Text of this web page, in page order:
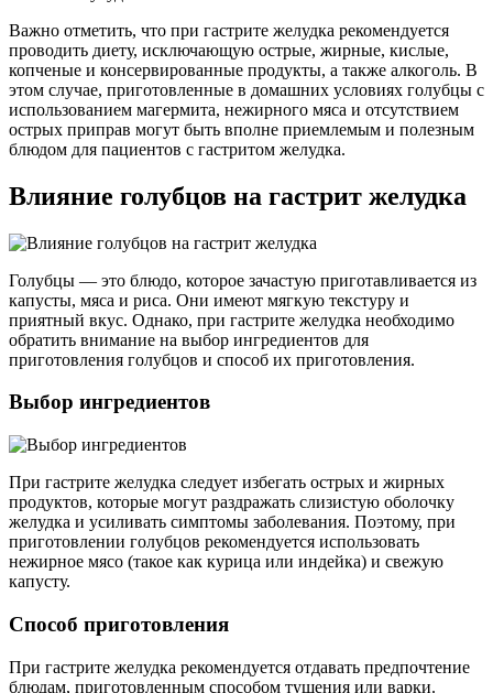
Важно отметить, что при гастрите желудка рекомендуется
проводить диету, исключающую острые, жирные, кислые,
копченые и консервированные продукты, а также алкоголь. В
этом случае, приготовленные в домашних условиях голубцы с
использованием магермита, нежирного мяса и отсутствием
острых приправ могут быть вполне приемлемым и полезным
блюдом для пациентов с гастритом желудка.
Влияние голубцов на гастрит желудка
Голубцы — это блюдо, которое зачастую приготавливается из
капусты, мяса и риса. Они имеют мягкую текстуру и
приятный вкус. Однако, при гастрите желудка необходимо
обратить внимание на выбор ингредиентов для
приготовления голубцов и способ их приготовления.
Выбор ингредиентов
При гастрите желудка следует избегать острых и жирных
продуктов, которые могут раздражать слизистую оболочку
желудка и усиливать симптомы заболевания. Поэтому, при
приготовлении голубцов рекомендуется использовать
нежирное мясо (такое как курица или индейка) и свежую
капусту.
Способ приготовления
При гастрите желудка рекомендуется отдавать предпочтение
блюдам, приготовленным способом тушения или варки.